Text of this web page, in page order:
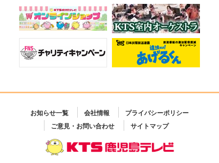
お知らせ一覧 会社情報
プライバシーポリシー
ご意見・お問い合わせ
サイトマップ